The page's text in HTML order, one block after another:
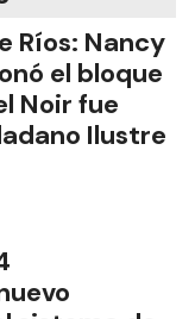
Ríos: Nancy
el bloque
Noir fue
Ilustre